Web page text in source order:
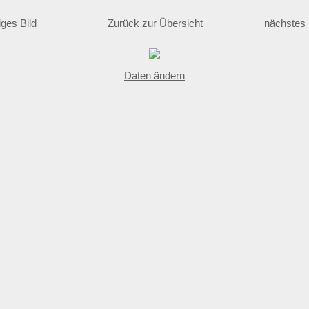
Bild Zurück zur Übersicht nächstes
Daten ändern